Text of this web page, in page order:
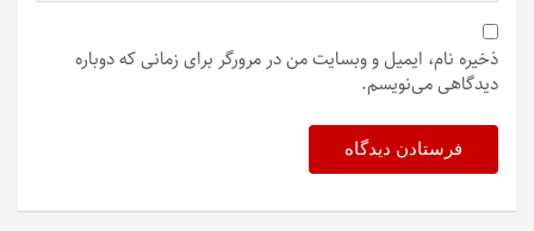
ذخیره نام، ایمیل و وبسایت من در مرورگر برای زمانی که دوباره
دیدگاهی می‌نویسم.